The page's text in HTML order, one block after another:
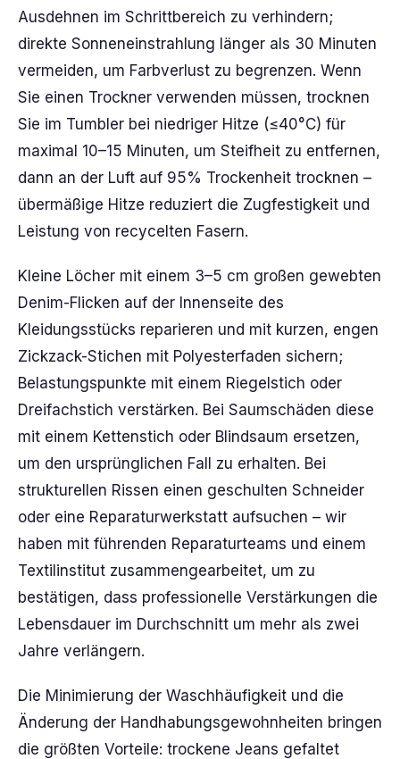
Ausdehnen im Schrittbereich zu verhindern;
direkte Sonneneinstrahlung länger als 30 Minuten
vermeiden, um Farbverlust zu begrenzen. Wenn
Sie einen Trockner verwenden müssen, trocknen
Sie im Tumbler bei niedriger Hitze (≤40°C) für
maximal 10–15 Minuten, um Steifheit zu entfernen,
dann an der Luft auf 95% Trockenheit trocknen –
übermäßige Hitze reduziert die Zugfestigkeit und
Leistung von recycelten Fasern.
Kleine Löcher mit einem 3–5 cm großen gewebten
Denim-Flicken auf der Innenseite des
Kleidungsstücks reparieren und mit kurzen, engen
Zickzack-Stichen mit Polyesterfaden sichern;
Belastungspunkte mit einem Riegelstich oder
Dreifachstich verstärken. Bei Saumschäden diese
mit einem Kettenstich oder Blindsaum ersetzen,
um den ursprünglichen Fall zu erhalten. Bei
strukturellen Rissen einen geschulten Schneider
oder eine Reparaturwerkstatt aufsuchen – wir
haben mit führenden Reparaturteams und einem
Textilinstitut zusammengearbeitet, um zu
bestätigen, dass professionelle Verstärkungen die
Lebensdauer im Durchschnitt um mehr als zwei
Jahre verlängern.
Die Minimierung der Waschhäufigkeit und die
Änderung der Handhabungsgewohnheiten bringen
die größten Vorteile: trockene Jeans gefaltet